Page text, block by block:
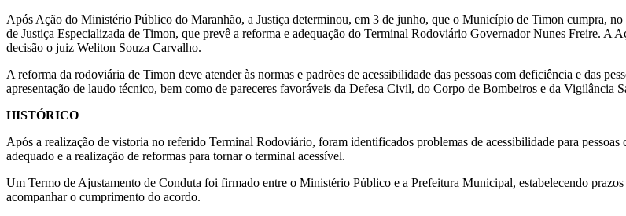
Após Ação do Ministério Público do Maranhão, a Justiça determinou, em 3 de junho, que o Município de Timon cumpra,
de Justiça Especializada de Timon, que prevê a reforma e adequação do Terminal Rodoviário Governador Nunes Freire. A
decisão o juiz Weliton Souza Carvalho.
A reforma da rodoviária de Timon deve atender às normas e padrões de acessibilidade das pessoas com deficiência e das
apresentação de laudo técnico, bem como de pareceres favoráveis da Defesa Civil, do Corpo de Bombeiros e da Vigilância
HISTÓRICO
Após a realização de vistoria no referido Terminal Rodoviário, foram identificados problemas de acessibilidade para
adequado e a realização de reformas para tornar o terminal acessível.
Um Termo de Ajustamento de Conduta foi firmado entre o Ministério Público e a Prefeitura Municipal, estabelecendo
acompanhar o cumprimento do acordo.